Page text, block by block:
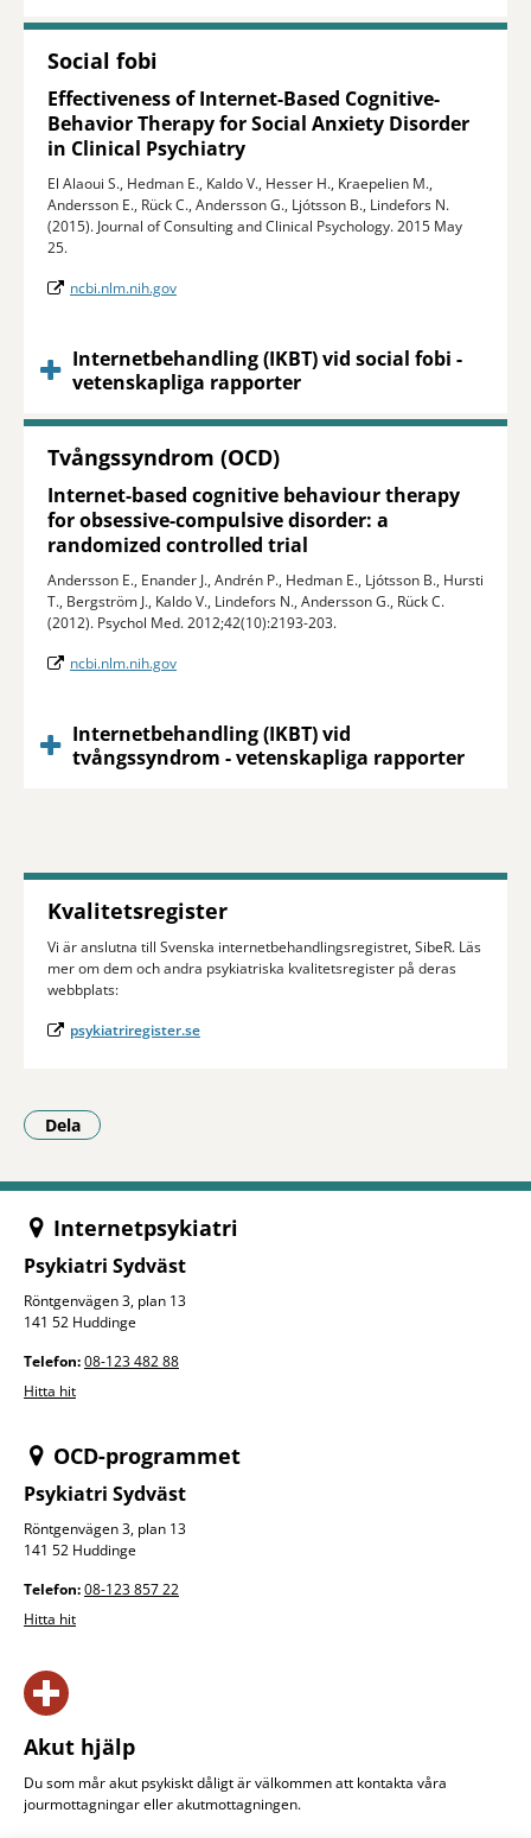
Social fobi
Effectiveness of Internet-Based Cognitive-
Behavior Therapy for Social Anxiety Disorder
in Clinical Psychiatry
El Alaoui S., Hedman E., Kaldo V., Hesser H., Kraepelien M.,
Andersson E., Rück C., Andersson G., Ljótsson B., Lindefors N.
(2015). Journal of Consulting and Clinical Psychology. 2015 May
25.
ncbi.nlm.nih.gov
Internetbehandling (IKBT) vid social fobi -
vetenskapliga rapporter
Tvångssyndrom (OCD)
Internet-based cognitive behaviour therapy
for obsessive-compulsive disorder: a
randomized controlled trial
Andersson E., Enander J., Andrén P., Hedman E., Ljótsson B., Hursti
T., Bergström J., Kaldo V., Lindefors N., Andersson G., Rück C.
(2012). Psychol Med. 2012;42(10):2193-203.
ncbi.nlm.nih.gov
Internetbehandling (IKBT) vid
tvångssyndrom - vetenskapliga rapporter
Kvalitetsregister
Vi är anslutna till Svenska internetbehandlingsregistret, SibeR. Läs
mer om dem och andra psykiatriska kvalitetsregister på deras
webbplats:
psykiatriregister.se
Dela
- Klicka för att öppna delningsalternativ.
Internetpsykiatri
Psykiatri Sydväst
Röntgenvägen 3, plan 13
141 52 Huddinge
Telefon:08-123 482 88
Hitta hit
OCD-programmet
Psykiatri Sydväst
Röntgenvägen 3, plan 13
141 52 Huddinge
Telefon:08-123 857 22
Hitta hit
Akut hjälp
Du som mår akut psykiskt dåligt är välkommen att kontakta våra
jourmottagningar eller akut­mottagningen.